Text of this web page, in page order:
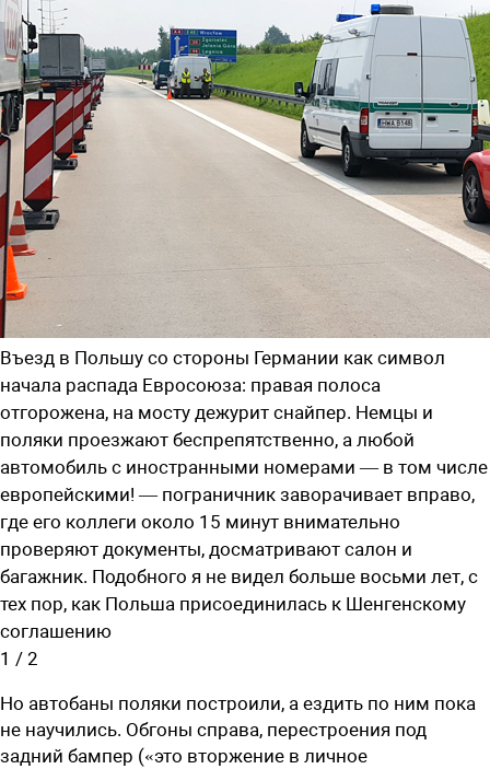
Въезд в Польшу со стороны Германии как символ
начала распада Евросоюза: правая полоса
отгорожена, на мосту дежурит снайпер. Немцы и
поляки проезжают беспрепятственно, а любой
автомобиль с иностранными номерами — в том числе
европейскими! — пограничник заворачивает вправо,
где его коллеги около 15 минут внимательно
проверяют документы, досматривают салон и
багажник. Подобного я не видел больше восьми лет, с
тех пор, как Польша присоединилась к Шенгенскому
соглашению
1 / 2
Но автобаны поляки построили, а ездить по ним пока
не научились. Обгоны справа, перестроения под
задний бампер («это вторжение в личное